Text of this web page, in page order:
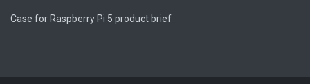
Case for Raspberry Pi 5 product brief